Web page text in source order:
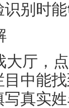
别时
大厅，
中能
真实